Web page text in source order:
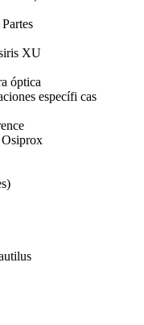
XU
óptica
específi cas